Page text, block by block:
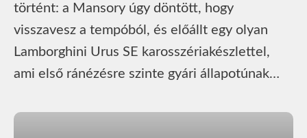
történt: a Mansory úgy döntött, hogy
visszavesz a tempóból, és előállt egy olyan
Lamborghini Urus SE karosszériakészlettel,
ami első ránézésre szinte gyári állapotúnak…